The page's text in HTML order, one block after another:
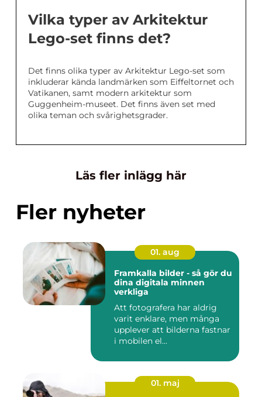
Vilka typer av Arkitektur
Lego-set finns det?
Det finns olika typer av Arkitektur Lego-set som
inkluderar kända landmärken som Eiffeltornet och
Vatikanen, samt modern arkitektur som
Guggenheim-museet. Det finns även set med
olika teman och svårighetsgrader.
Läs fler inlägg här
Fler nyheter
01. aug
Framkalla bilder - så gör du
dina digitala minnen
verkliga
Att fotografera har aldrig
varit enklare, men många
upplever att bilderna fastnar
i mobilen el...
01. maj